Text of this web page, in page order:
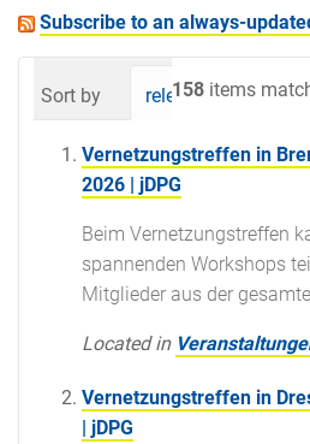
Subscribe to an always-
158 items
Sort by relevance
Vernetzungstreffen in
2026 | jDPG
Beim Vernetzungstreffen
spannenden Workshops
Mitglieder aus der
Located in
Vernetzungstreffen in
| jDPG